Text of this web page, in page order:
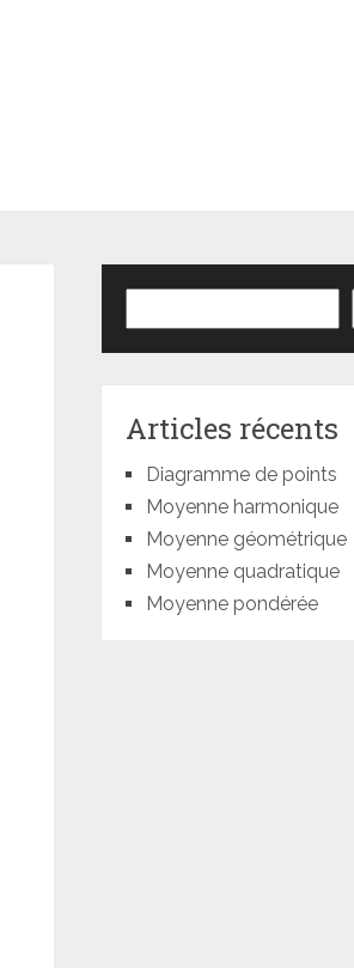
Articles récents
Diagramme de points
Moyenne harmonique
Moyenne géométrique
Moyenne quadratique
Moyenne pondérée